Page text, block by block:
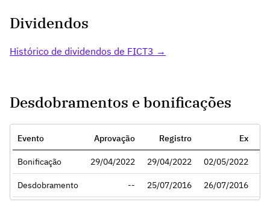
Dividendos
Histórico de dividendos de FICT3 →
Desdobramentos e bonificações
Evento Aprovação Registro Ex
Bonificação 29/04/2022 29/04/2022 02/05/2022
Desdobramento -- 25/07/2016 26/07/2016